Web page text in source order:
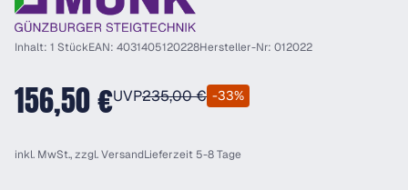
Inhalt: 1 StückEAN: 4031405120228Hersteller-Nr: 012022
156,50 €UVP235,00 € -33%
inkl. MwSt., zzgl.VersandLieferzeit 5-8 Tage